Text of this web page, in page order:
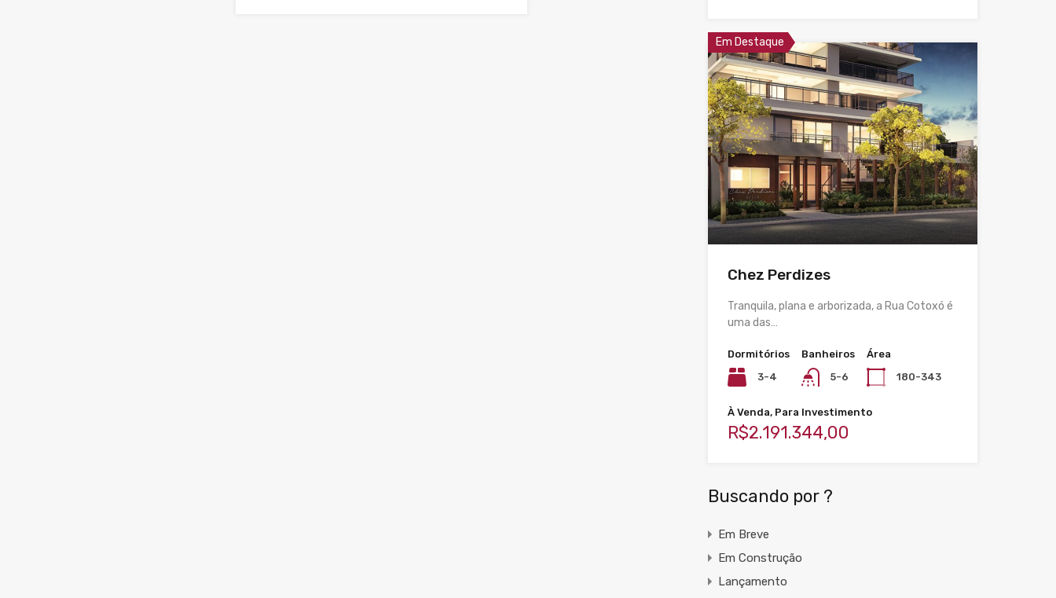
Em Destaque
Chez Perdizes
Tranquila, plana e arborizada, a Rua Cotoxó é
uma das…
Dormitórios
3-4
Banheiros
5-6
Área
180-343
À Venda, Para Investimento
R$2.191.344,00
Buscando por ?
Em Breve
Em Construção
Lançamento